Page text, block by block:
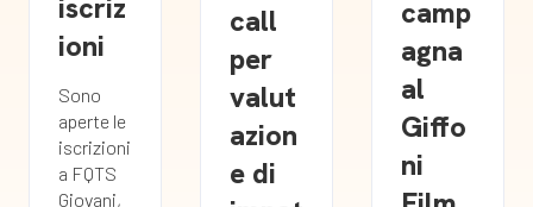
ioni
Sono
aperte le
iscrizioni
a FQTS
Giovani,
call
per
valut
azion
e di
camp
agna
al
Giffo
ni